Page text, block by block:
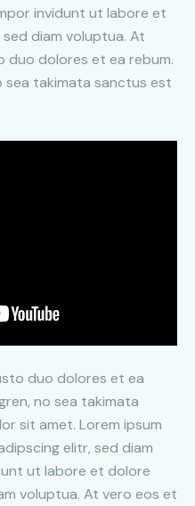
invidunt ut labore et
diam voluptua. At
duo dolores et ea rebum.
sea takimata sanctus est
duo dolores et ea
no sea takimata
sit amet. Lorem ipsum
elitr, sed diam
ut labore et dolore
voluptua. At vero eos et